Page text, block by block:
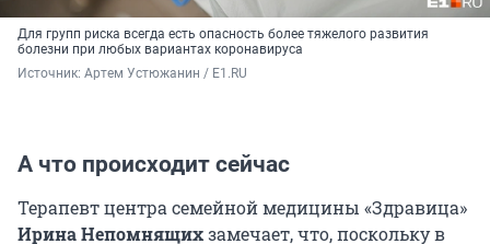
Для групп риска всегда есть опасность более тяжелого развития
болезни при любых вариантах коронавируса
Источник: Артем Устюжанин / E1.RU
А что происходит сейчас
Терапевт центра семейной медицины «Здравица»
Ирина Непомнящихзамечает, что, поскольку в